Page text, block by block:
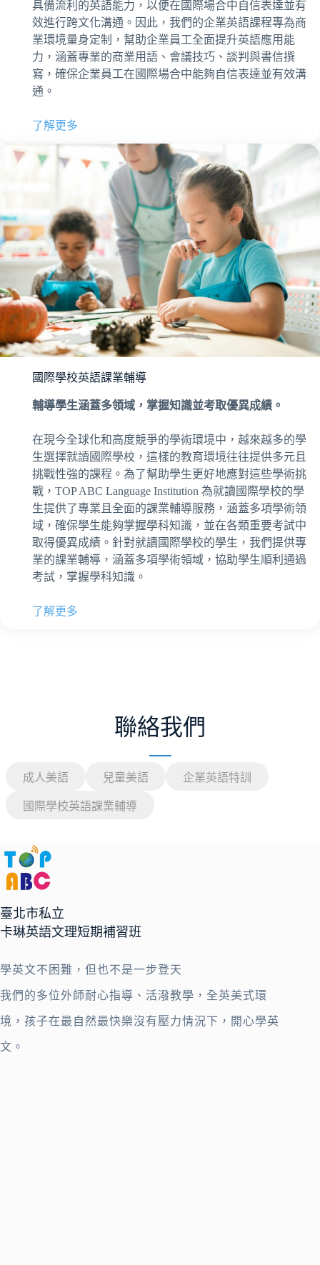
具備流利的英語能力，以便在國際場合中自信表達並有
效進行跨文化溝通。因此，我們的企業英語課程專為商
業環境量身定制，幫助企業員工全面提升英語應用能
力，涵蓋專業的商業用語、會議技巧、談判與書信撰
寫，確保企業員工在國際場合中能夠自信表達並有效溝
通。
了解更多
國際學校英語課業輔導
輔導學生涵蓋多領域，掌握知識並考取優異成績。
在現今全球化和高度競爭的學術環境中，越來越多的學
生選擇就讀國際學校，這樣的教育環境往往提供多元且
挑戰性強的課程。為了幫助學生更好地應對這些學術挑
戰，TOP ABC Language Institution 為就讀國際學校的學
生提供了專業且全面的課業輔導服務，涵蓋多項學術領
域，確保學生能夠掌握學科知識，並在各類重要考試中
取得優異成績。針對就讀國際學校的學生，我們提供專
業的課業輔導，涵蓋多項學術領域，協助學生順利通過
考試，掌握學科知識。
了解更多
聯絡我們
成人美語 兒童美語 企業英語特訓
國際學校英語課業輔導
臺北市私立
卡琳英語文理短期補習班
學英文不困難，但也不是一步登天
我們的多位外師耐心指導、活潑教學，全英美式環
境，孩子在最自然最快樂沒有壓力情況下，開心學英
文。